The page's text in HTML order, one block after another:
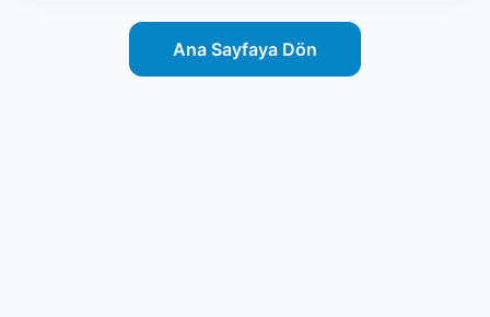
Ana Sayfaya Dön